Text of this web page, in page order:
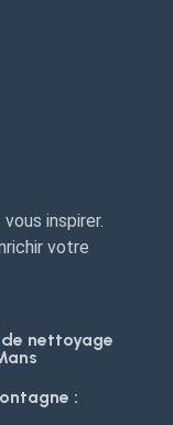
inspirer.
votre
nettoyage
: